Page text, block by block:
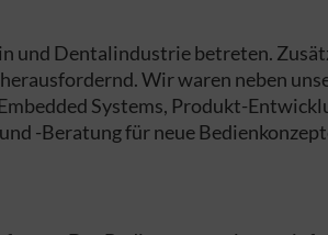
und Dentalindustrie betreten.
Wir waren neben
Systems, Produkt-
-Beratung für neue